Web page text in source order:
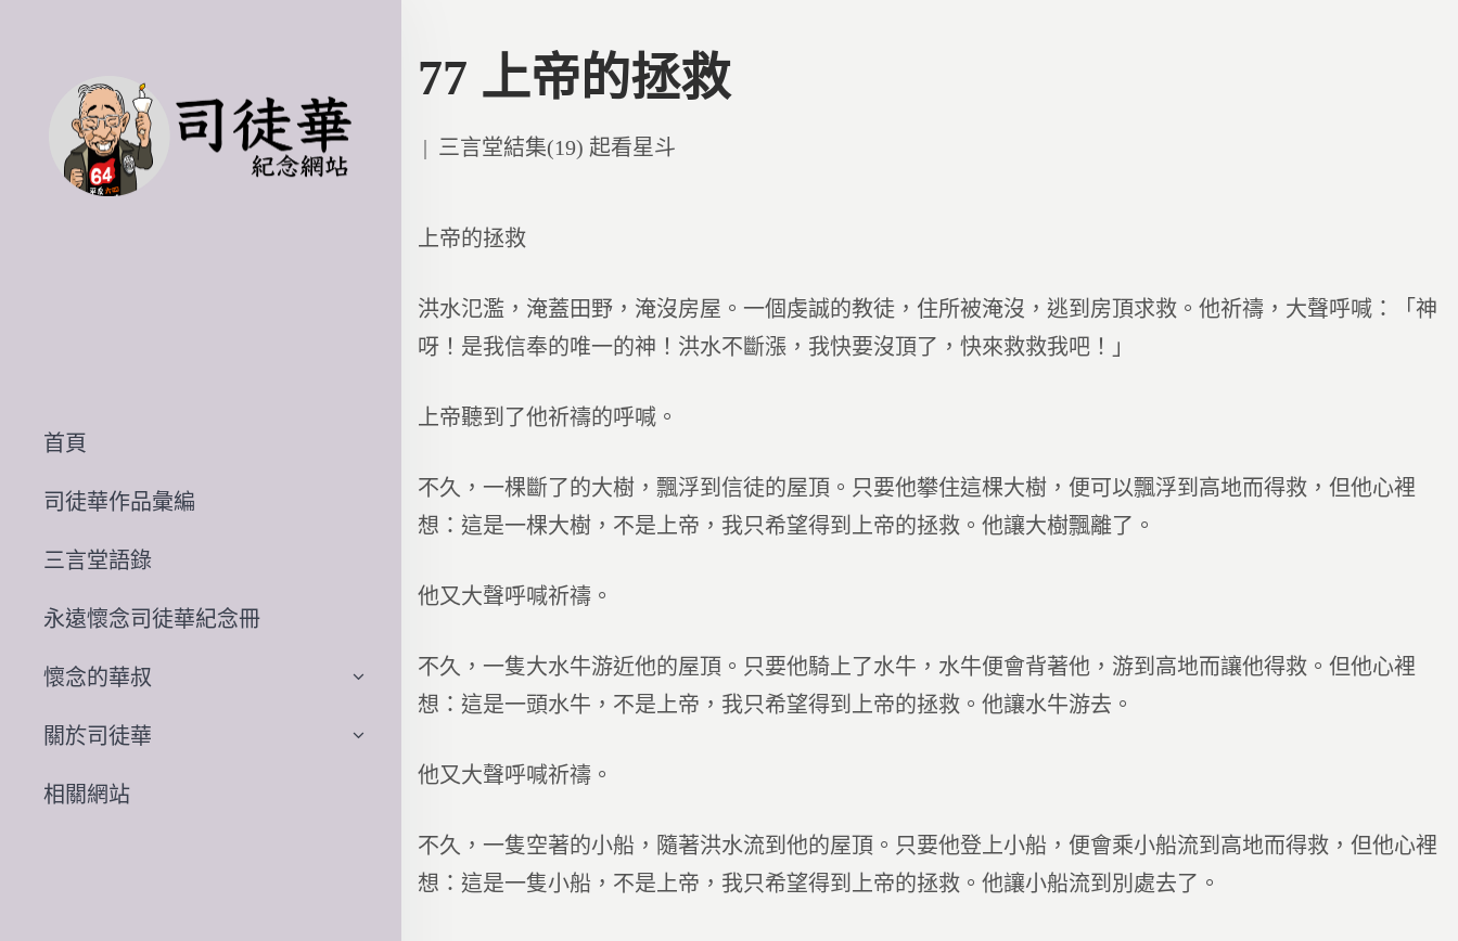
首頁
司徒華作品彙編
三言堂語錄
永遠懷念司徒華紀念冊
懷念的華叔
關於司徒華
相關網站
77 上帝的拯救
Posted
三言堂結集(19) 起看星斗
上帝的拯救
洪水氾濫，淹蓋田野，淹沒房屋。一個虔誠的教徒，住所被淹沒，逃到房頂求救。他祈禱，大聲呼喊：「神
呀！是我信奉的唯一的神！洪水不斷漲，我快要沒頂了，快來救救我吧！」
上帝聽到了他祈禱的呼喊。
不久，一棵斷了的大樹，飄浮到信徒的屋頂。只要他攀住這棵大樹，便可以飄浮到高地而得救，但他心裡
想：這是一棵大樹，不是上帝，我只希望得到上帝的拯救。他讓大樹飄離了。
他又大聲呼喊祈禱。
不久，一隻大水牛游近他的屋頂。只要他騎上了水牛，水牛便會背著他，游到高地而讓他得救。但他心裡
想：這是一頭水牛，不是上帝，我只希望得到上帝的拯救。他讓水牛游去。
他又大聲呼喊祈禱。
不久，一隻空著的小船，隨著洪水流到他的屋頂。只要他登上小船，便會乘小船流到高地而得救，但他心裡
想：這是一隻小船，不是上帝，我只希望得到上帝的拯救。他讓小船流到別處去了。